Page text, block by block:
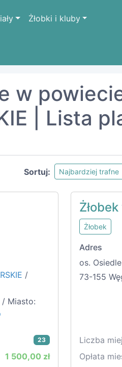
Żłobki i kluby
w
| Lista
Sortuj: Najbardziej trafne
/
/ Miasto:
23
1 500,00 zł
Żłobek
Adres
os.
73-155
Liczba
Opłata